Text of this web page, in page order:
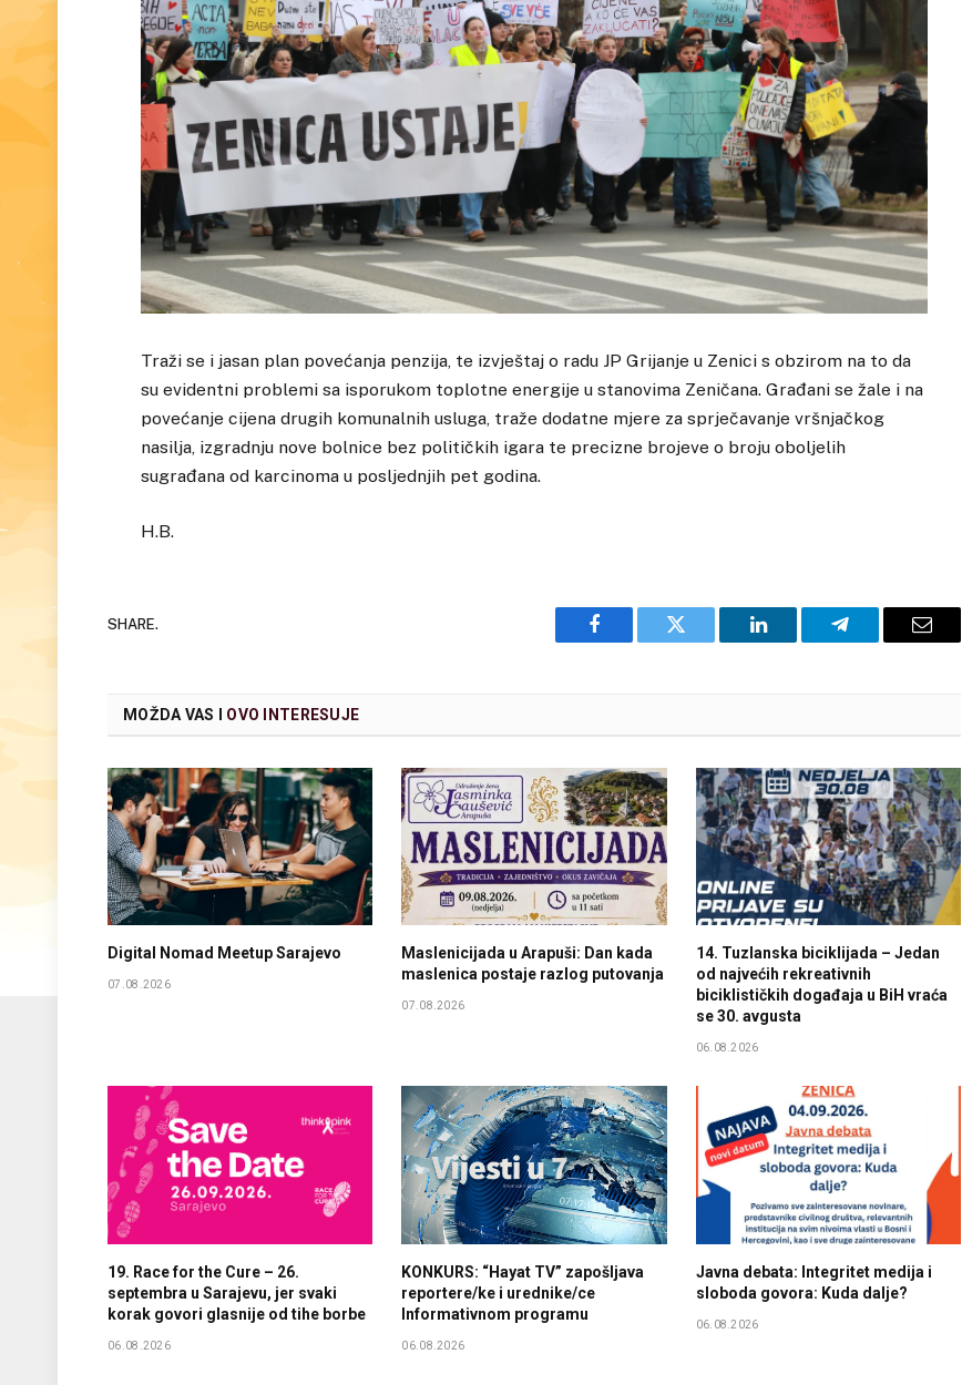
Traži se i jasan plan povećanja penzija, te izvještaj o radu JP Grijanje u Zenici s obzirom na to da
su evidentni problemi sa isporukom toplotne energije u stanovima Zeničana. Građani se žale i na
povećanje cijena drugih komunalnih usluga, traže dodatne mjere za sprječavanje vršnjačkog
nasilja, izgradnju nove bolnice bez političkih igara te precizne brojeve o broju oboljelih
sugrađana od karcinoma u posljednjih pet godina.
H.B.
SHARE.
Facebook Twitter LinkedIn Telegram Email
MOŽDA VAS I OVO INTERESUJE
Digital Nomad Meetup Sarajevo
07.08.2026
Maslenicijada u Arapuši: Dan kada
maslenica postaje razlog putovanja
07.08.2026
14. Tuzlanska biciklijada – Jedan
od najvećih rekreativnih
biciklističkih događaja u BiH vraća
se 30. avgusta
06.08.2026
19. Race for the Cure – 26.
septembra u Sarajevu, jer svaki
korak govori glasnije od tihe borbe
06.08.2026
KONKURS: “Hayat TV” zapošljava
reportere/ke i urednike/ce
Informativnom programu
06.08.2026
Javna debata: Integritet medija i
sloboda govora: Kuda dalje?
06.08.2026